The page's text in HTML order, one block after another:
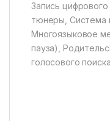
Запись
тюнеры, Система
Многоязыковое
пауза),
голосового